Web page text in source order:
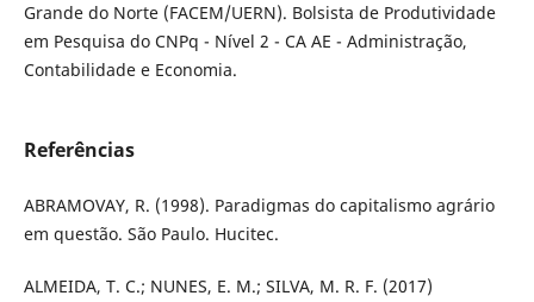
Grande do Norte (FACEM/UERN). Bolsista de Produtividade
em Pesquisa do CNPq - Nível 2 - CA AE - Administração,
Contabilidade e Economia.
Referências
ABRAMOVAY, R. (1998). Paradigmas do capitalismo agrário
em questão. São Paulo. Hucitec.
ALMEIDA, T. C.; NUNES, E. M.; SILVA, M. R. F. (2017)